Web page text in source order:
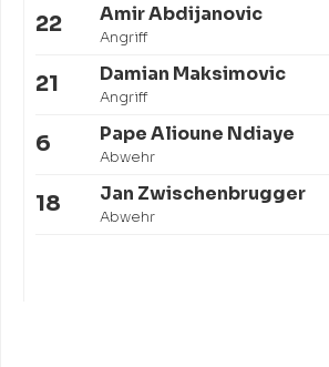
22 Amir Abdijanovic
Angriff
21 Damian Maksimovic
Angriff
6 Pape Alioune Ndiaye
Abwehr
18 Jan Zwischenbrugger
Abwehr